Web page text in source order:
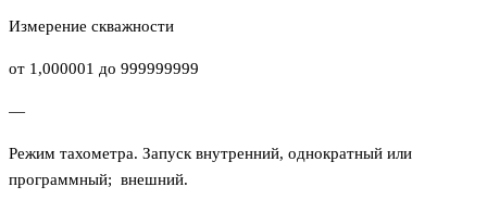
Измерение скважности
от 1,000001 до 999999999
—
Режим тахометра. Запуск внутренний, однократный или
программный; внешний.